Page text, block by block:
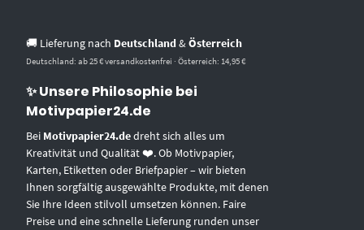
🚚 Lieferung nach Deutschland &Österreich
Deutschland: ab 25 € versandkostenfrei · Österreich: 14,95 €
✨ Unsere Philosophie bei
Motivpapier24.de
Bei Motivpapier24.dedreht sich alles um
Kreativität und Qualität ❤️. Ob Motivpapier,
Karten, Etiketten oder Briefpapier – wir bieten
Ihnen sorgfältig ausgewählte Produkte, mit denen
Sie Ihre Ideen stilvoll umsetzen können. Faire
Preise und eine schnelle Lieferung runden unser